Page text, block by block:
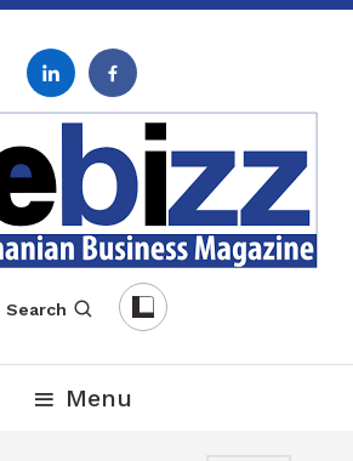
Search
Menu